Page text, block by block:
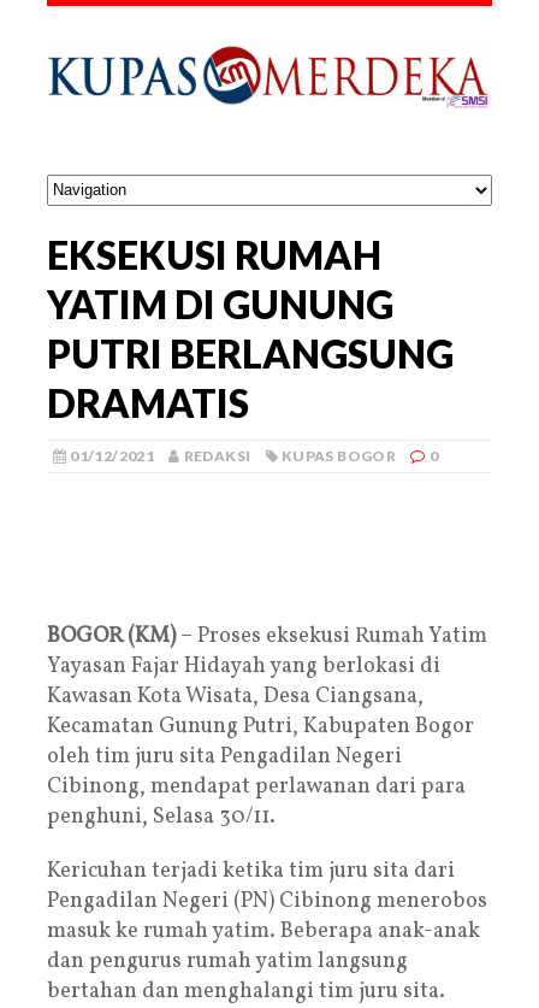
EKSEKUSI RUMAH
YATIM DI GUNUNG
PUTRI BERLANGSUNG
DRAMATIS
01/12/2021 REDAKSI KUPAS BOGOR 0
BOGOR (KM)– Proses eksekusi Rumah Yatim
Yayasan Fajar Hidayah yang berlokasi di
Kawasan Kota Wisata, Desa Ciangsana,
Kecamatan Gunung Putri, Kabupaten Bogor
oleh tim juru sita Pengadilan Negeri
Cibinong, mendapat perlawanan dari para
penghuni, Selasa 30/11.
Kericuhan terjadi ketika tim juru sita dari
Pengadilan Negeri (PN) Cibinong menerobos
masuk ke rumah yatim. Beberapa anak-anak
dan pengurus rumah yatim langsung
bertahan dan menghalangi tim juru sita.